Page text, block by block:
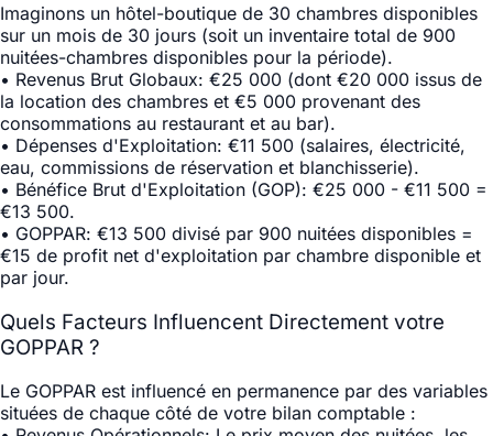
Imaginons un hôtel-boutique de 30 chambres disponibles
sur un mois de 30 jours (soit un inventaire total de 900
nuitées-chambres disponibles pour la période).
• Revenus Brut Globaux: €25 000 (dont €20 000 issus de
la location des chambres et €5 000 provenant des
consommations au restaurant et au bar).
• Dépenses d'Exploitation: €11 500 (salaires, électricité,
eau, commissions de réservation et blanchisserie).
• Bénéfice Brut d'Exploitation (GOP): €25 000 - €11 500 =
€13 500.
• GOPPAR: €13 500 divisé par 900 nuitées disponibles =
€15 de profit net d'exploitation par chambre disponible et
par jour.
Quels Facteurs Influencent Directement votre
GOPPAR ?
Le GOPPAR est influencé en permanence par des variables
situées de chaque côté de votre bilan comptable :